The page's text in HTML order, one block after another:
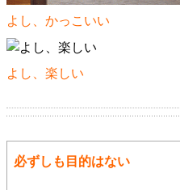
よし、かっこいい
よし、楽しい
必ずしも目的はない